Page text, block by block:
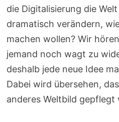
die Digitalisierung die
dramatisch verändern,
machen wollen? Wir
jemand noch wagt zu
deshalb jede neue Idee
Dabei wird übersehen,
anderes Weltbild gepflegt